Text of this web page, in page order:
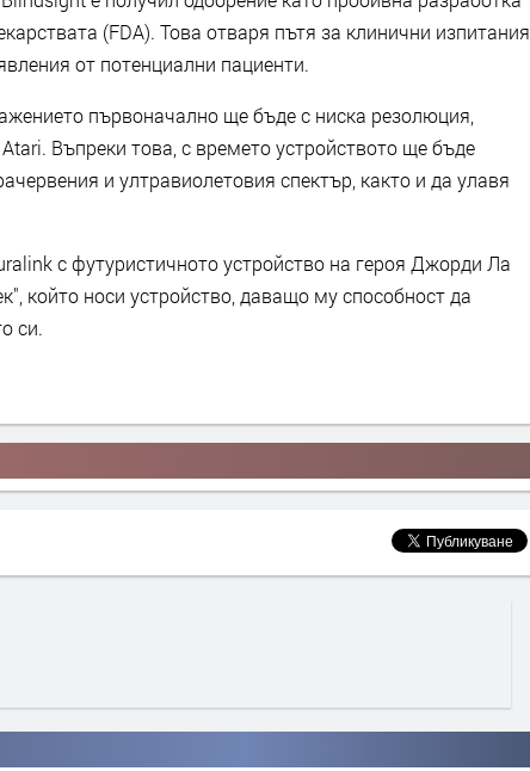
(FDA). Това отваря пътя за клинични изпитания
от потенциални пациенти.
първоначално ще бъде с ниска резолюция,
Въпреки това, с времето устройството ще бъде
и ултравиолетовия спектър, както и да улавя
с футуристичното устройство на героя Джорди Ла
който носи устройство, даващо му способност да
си.